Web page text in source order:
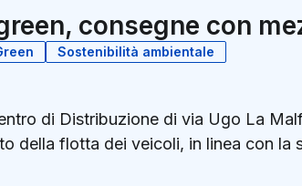
consegne con
Sostenibilità ambientale
di Distribuzione di via Ugo La
della flotta dei veicoli, in linea con la